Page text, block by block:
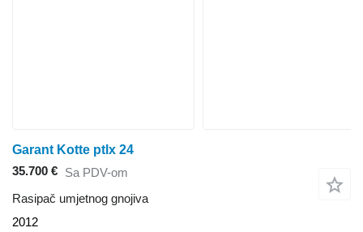
Garant Kotte ptlx 24
35.700 € Sa PDV-om
Rasipač umjetnog gnojiva
2012